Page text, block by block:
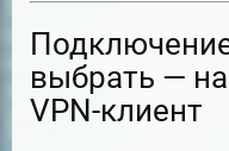
выбрать —
VPN-клиент